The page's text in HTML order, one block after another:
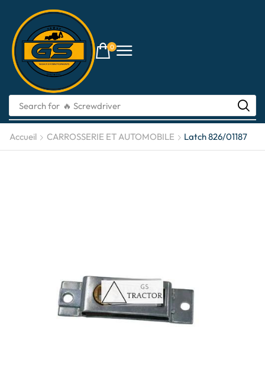
0
Search for
Accueil CARROSSERIE ET ​​AUTOMOBILE Latch 826/01187